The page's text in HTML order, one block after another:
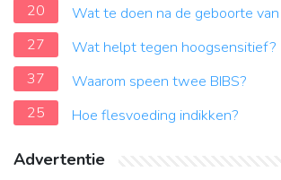
20
Wat te doen na de geboorte
27
Wat helpt tegen hoogsensitief?
37
Waarom speen twee BIBS?
25
Hoe flesvoeding indikken?
Advertentie